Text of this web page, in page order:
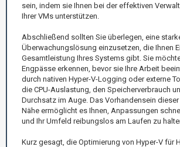
sein, indem sie Ihnen bei der effektiven
Ihrer VMs unterstützen.
Abschließend sollten Sie überlegen, eine
Überwachungslösung einzusetzen, die Ihnen
Gesamtleistung Ihres Systems gibt. Sie
Engpässe erkennen, bevor sie Ihre Arbeit
durch nativen Hyper-V-Logging oder externe
die CPU-Auslastung, den Speicherverbrauch
Durchsatz im Auge. Das Vorhandensein
Nähe ermöglicht es Ihnen, Anpassungen
und Ihr Umfeld reibungslos am Laufen zu
Kurz gesagt, die Optimierung von Hyper-V für